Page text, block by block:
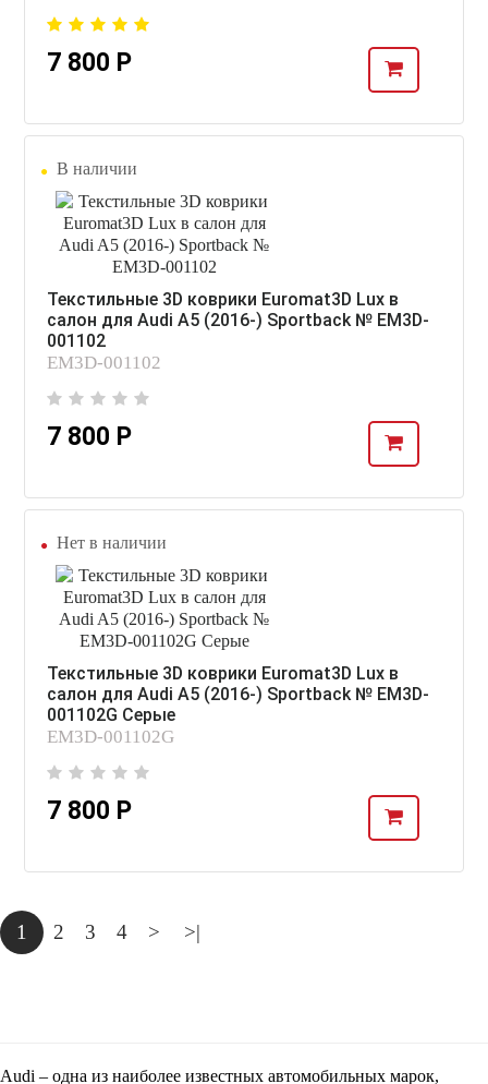
7 800 Р
В наличии
Текстильные 3D коврики Euromat3D Lux в
салон для Audi A5 (2016-) Sportback № EM3D-
001102
EM3D-001102
7 800 Р
Нет в наличии
Текстильные 3D коврики Euromat3D Lux в
салон для Audi A5 (2016-) Sportback № EM3D-
001102G Серые
EM3D-001102G
7 800 Р
1 2 3 4 > >|
Audi – одна из наиболее известных автомобильных марок,